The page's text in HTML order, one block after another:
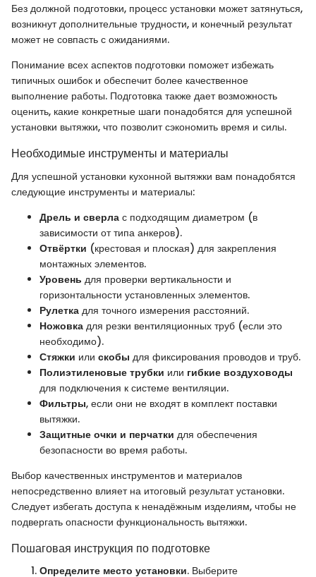
Без должной подготовки, процесс установки может затянуться,
возникнут дополнительные трудности, и конечный результат
может не совпасть с ожиданиями.
Понимание всех аспектов подготовки поможет избежать
типичных ошибок и обеспечит более качественное
выполнение работы. Подготовка также дает возможность
оценить, какие конкретные шаги понадобятся для успешной
установки вытяжки, что позволит сэкономить время и силы.
Необходимые инструменты и материалы
Для успешной установки кухонной вытяжки вам понадобятся
следующие инструменты и материалы:
Дрель и сверла с подходящим диаметром (в
зависимости от типа анкеров).
Отвёртки (крестовая и плоская) для закрепления
монтажных элементов.
Уровень для проверки вертикальности и
горизонтальности установленных элементов.
Рулетка для точного измерения расстояний.
Ножовка для резки вентиляционных труб (если это
необходимо).
Стяжки или скобы для фиксирования проводов и труб.
Полиэтиленовые трубки или гибкие воздуховоды
для подключения к системе вентиляции.
Фильтры, если они не входят в комплект поставки
вытяжки.
Защитные очки и перчатки для обеспечения
безопасности во время работы.
Выбор качественных инструментов и материалов
непосредственно влияет на итоговый результат установки.
Следует избегать доступа к ненадёжным изделиям, чтобы не
подвергать опасности функциональность вытяжки.
Пошаговая инструкция по подготовке
Определите место установки. Выберите